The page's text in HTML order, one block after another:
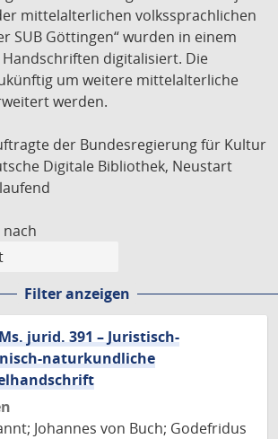
mittelalterlichen volkssprachlichen
SUB Göttingen“ wurden in einem
digitalisiert. Die
um weitere mittelalterliche
werden.
der Bundesregierung für Kultur
Digitale Bibliothek, Neustart
laufend
Filter anzeigen
jurid. 391 – Juristisch-
naturkundliche
Johannes von Buch; Godefridus